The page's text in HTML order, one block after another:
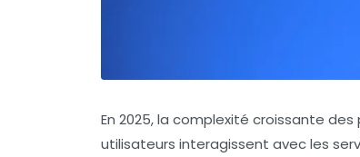
En 2025, la complexité croissante
utilisateurs interagissent avec les